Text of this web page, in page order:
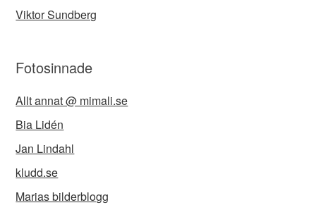
Viktor Sundberg
Fotosinnade
Allt annat @ mimali.se
Bia Lidén
Jan Lindahl
kludd.se
Marias bilderblogg